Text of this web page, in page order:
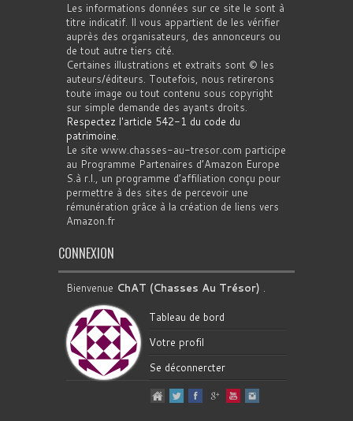
Les informations données sur ce site le sont à
titre indicatif. Il vous appartient de les vérifier
auprès des organisateurs, des annonceurs ou
de tout autre tiers cité.
Certaines illustrations et extraits sont © les
auteurs/éditeurs. Toutefois, nous retirerons
toute image ou tout contenu sous copyright
sur simple demande des ayants droits.
Respectez l'article 542-1 du code du
patrimoine.
Le site www.chasses-au-tresor.com participe
au Programme Partenaires d’Amazon Europe
S.à r.l., un programme d’affiliation conçu pour
permettre à des sites de percevoir une
rémunération grâce à la création de liens vers
Amazon.fr
CONNEXION
Bienvenue ChAT (Chasses Au Trésor) .
Tableau de bord
Votre profil
Se déconnercter